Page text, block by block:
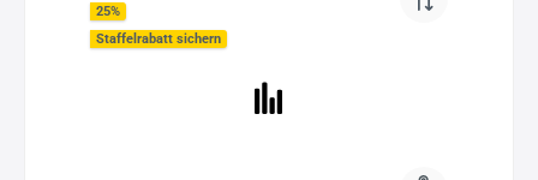
25%
Staffelrabatt sichern